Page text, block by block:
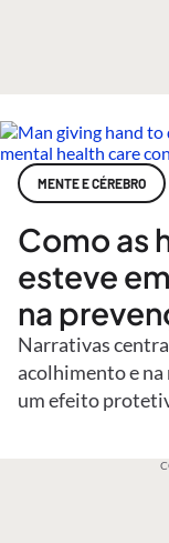
MENTE E CÉREBRO
Como as
esteve
na
Narrativas
acolhimento e na
um efeito